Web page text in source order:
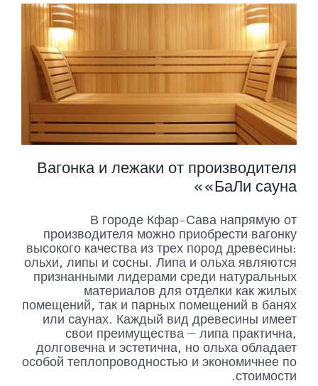
Вагонка и лежаки от производителя
«БаЛи сауна»
В городе Кфар-Сава напрямую от
производителя можно приобрести вагонку
высокого качества из трех пород древесины:
ольхи, липы и сосны. Липа и ольха являются
признанными лидерами среди натуральных
материалов для отделки как жилых
помещений, так и парных помещений в банях
или саунах. Каждый вид древесины имеет
свои преимущества — липа практична,
долговечна и эстетична, но ольха обладает
особой теплопроводностью и экономичнее по
стоимости.